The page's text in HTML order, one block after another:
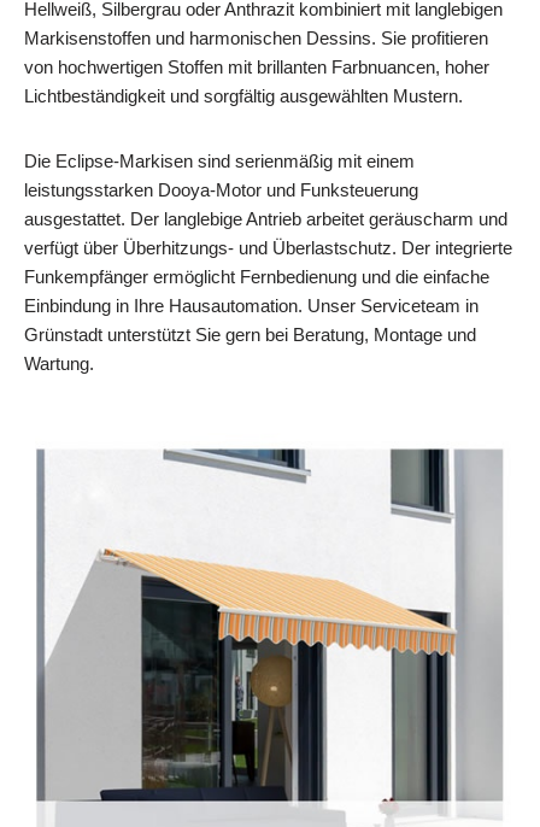
Hellweiß, Silbergrau oder Anthrazit kombiniert mit langlebigen
Markisenstoffen und harmonischen Dessins. Sie profitieren
von hochwertigen Stoffen mit brillanten Farbnuancen, hoher
Lichtbeständigkeit und sorgfältig ausgewählten Mustern.
Die Eclipse‑Markisen sind serienmäßig mit einem
leistungsstarken Dooya‑Motor und Funksteuerung
ausgestattet. Der langlebige Antrieb arbeitet geräuscharm und
verfügt über Überhitzungs‑ und Überlastschutz. Der integrierte
Funkempfänger ermöglicht Fernbedienung und die einfache
Einbindung in Ihre Hausautomation. Unser Serviceteam in
Grünstadt unterstützt Sie gern bei Beratung, Montage und
Wartung.